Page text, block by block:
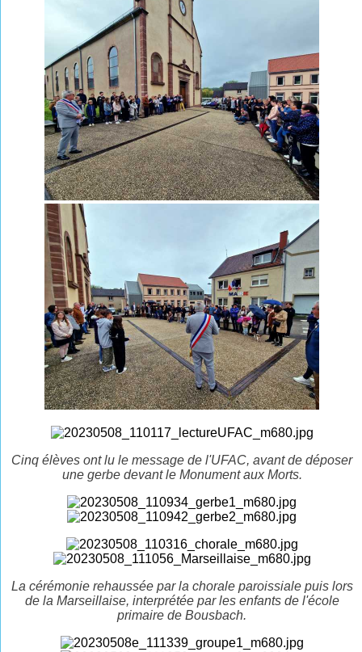
Cinq élèves ont lu le message de l'UFAC, avant de déposer
une gerbe devant le Monument aux Morts.
La cérémonie rehaussée par la chorale paroissiale puis lors
de la Marseillaise, interprétée par les enfants de l'école
primaire de Bousbach.